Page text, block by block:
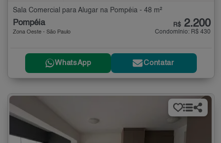
Sala Comercial para Alugar na Pompéia - 48 m²
Pompéia
Zona Oeste - São Paulo
R$ 2.200
Condomínio: R$ 430
WhatsApp Contatar